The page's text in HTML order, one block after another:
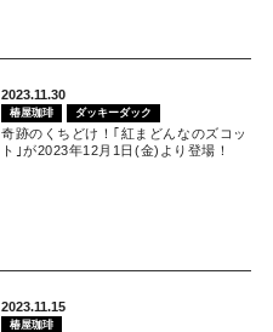
2023.11.30
椿屋珈琲 ダッキーダック
奇跡のくちどけ！｢紅まどんなのズコッ
ト｣が2023年12月1日(金)より登場！
2023.11.15
椿屋珈琲